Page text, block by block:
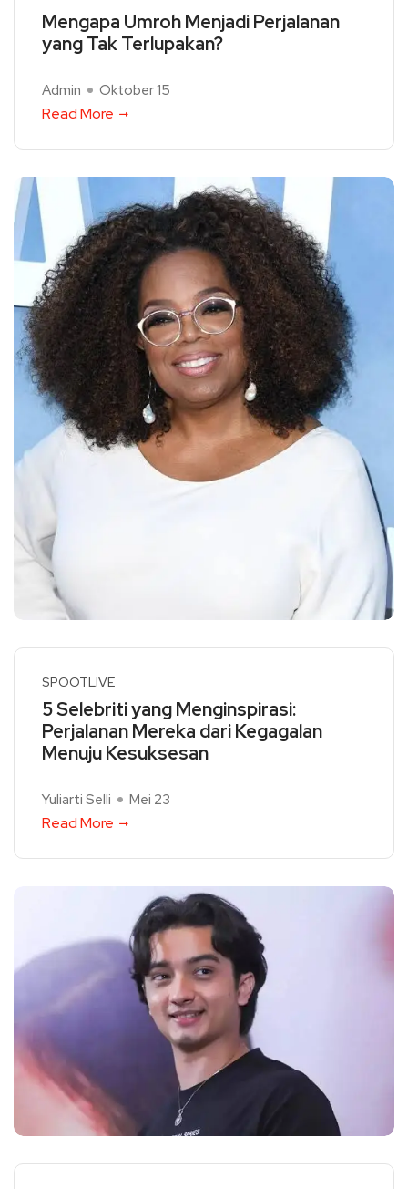
Mengapa Umroh Menjadi Perjalanan
yang Tak Terlupakan?
Admin Oktober 15
Read More
SPOOTLIVE
5 Selebriti yang Menginspirasi:
Perjalanan Mereka dari Kegagalan
Menuju Kesuksesan
Yuliarti Selli Mei 23
Read More